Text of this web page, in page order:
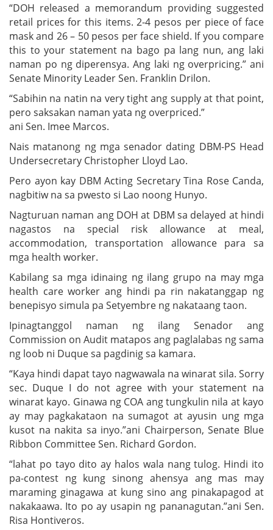
“DOH released a memorandum providing suggested
retail prices for this items. 2-4 pesos per piece of face
mask and 26 – 50 pesos per face shield. If you compare
this to your statement na bago pa lang nun, ang laki
naman po ng diperensya. Ang laki ng overpricing.” ani
Senate Minority Leader Sen. Franklin Drilon.
“Sabihin na natin na very tight ang supply at that point,
pero saksakan naman yata ng overpriced.”
ani Sen. Imee Marcos.
Nais matanong ng mga senador dating DBM-PS Head
Undersecretary Christopher Lloyd Lao.
Pero ayon kay DBM Acting Secretary Tina Rose Canda,
nagbitiw na sa pwesto si Lao noong Hunyo.
Nagturuan naman ang DOH at DBM sa delayed at hindi
nagastos na special risk allowance at meal,
accommodation, transportation allowance para sa
mga health worker.
Kabilang sa mga idinaing ng ilang grupo na may mga
health care worker ang hindi pa rin nakatanggap ng
benepisyo simula pa Setyembre ng nakataang taon.
Ipinagtanggol naman ng ilang Senador ang
Commission on Audit matapos ang paglalabas ng sama
ng loob ni Duque sa pagdinig sa kamara.
“Kaya hindi dapat tayo nagwawala na winarat sila. Sorry
sec. Duque I do not agree with your statement na
winarat kayo. Ginawa ng COA ang tungkulin nila at kayo
ay may pagkakataon na sumagot at ayusin ung mga
kusot na nakita sa inyo.”ani Chairperson, Senate Blue
Ribbon Committee Sen. Richard Gordon.
“lahat po tayo dito ay halos wala nang tulog. Hindi ito
pa-contest ng kung sinong ahensya ang mas may
maraming ginagawa at kung sino ang pinakapagod at
nakakaawa. Ito po ay usapin ng pananagutan.”ani Sen.
Risa Hontiveros.